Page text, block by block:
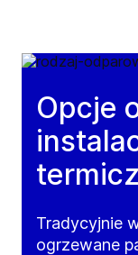
Opcje
Tradycyjnie
ogrzewane